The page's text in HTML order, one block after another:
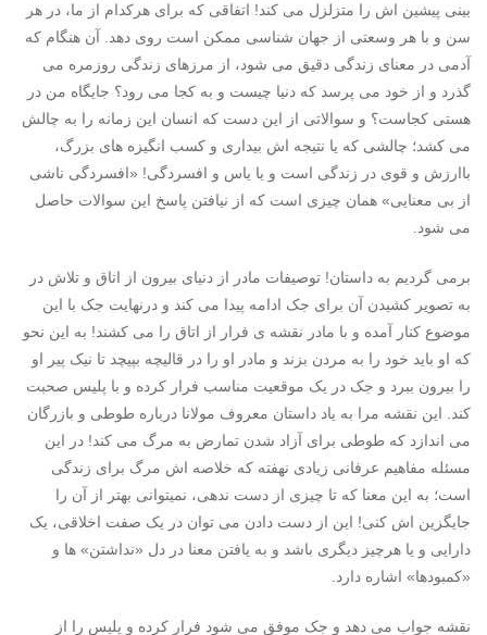
بینی پیشین اش را متزلزل می کند! اتفاقی که برای هرکدام از ما، در هر
سن و با هر وسعتی از جهان شناسی ممکن است روی دهد. آن هنگام که
آدمی در معنای زندگی دقیق می شود، از مرزهای زندگی روزمره می
گذرد و از خود می پرسد که دنیا چیست و به کجا می رود؟ جایگاه من در
هستی کجاست؟ و سوالاتی از این دست که انسان این زمانه را به چالش
می کشد؛ چالشی که یا نتیجه اش بیداری و کسب انگیزه های بزرگ،
باارزش و قوی در زندگی است و یا یاس و افسردگی! «افسردگی ناشی
از بی معنایی» همان چیزی است که از نیافتن پاسخ این سوالات حاصل
می شود.
برمی گردیم به داستان! توصیفات مادر از دنیای بیرون از اتاق و تلاش در
به تصویر کشیدن آن برای جک ادامه پیدا می کند و درنهایت جک با این
موضوع کنار آمده و با مادر نقشه ی فرار از اتاق را می کشند! به این نحو
که او باید خود را به مردن بزند و مادر او را در قالیچه بپیچد تا نیک پیر او
را بیرون ببرد و جک در یک موقعیت مناسب فرار کرده و با پلیس صحبت
کند. این نقشه مرا به یاد داستان معروف مولانا درباره طوطی و بازرگان
می اندازد که طوطی برای آزاد شدن تمارض به مرگ می کند! در این
مسئله مفاهیم عرفانی زیادی نهفته که خلاصه اش مرگ برای زندگی
است؛ به این معنا که تا چیزی از دست ندهی، نمیتوانی بهتر از آن را
جایگزین اش کنی! این از دست دادن می توان در یک صفت اخلاقی، یک
دارایی و یا هرچیز دیگری باشد و به یافتن معنا در دل «نداشتن» ها و
«کمبودها» اشاره دارد.
نقشه جواب می دهد و جک موفق می شود فرار کرده و پلیس را از